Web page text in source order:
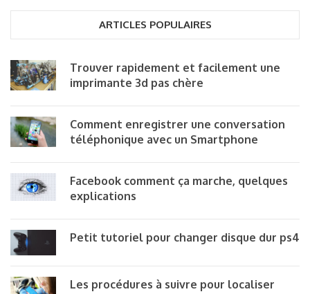
ARTICLES POPULAIRES
Trouver rapidement et facilement une
imprimante 3d pas chère
Comment enregistrer une conversation
téléphonique avec un Smartphone
Facebook comment ça marche, quelques
explications
Petit tutoriel pour changer disque dur ps4
Les procédures à suivre pour localiser